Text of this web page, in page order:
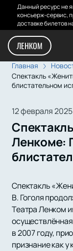
Данный ресурс не
консьерж-сервис,
доставке билетов
ЛЕНКОМ
Главная
Спектакль
блистательном
12 февраля 2025
Ленкоме:
Спектакль
В. Гоголя
Театра Ленком
в 2007 году,
признание как у